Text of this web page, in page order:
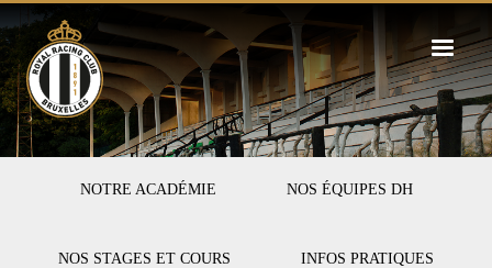
to
main
content
FIRST-NOTRE ACADÉMIE NOS ÉQUIPES DH
NOS STAGES ET COURS INFOS PRATIQUES